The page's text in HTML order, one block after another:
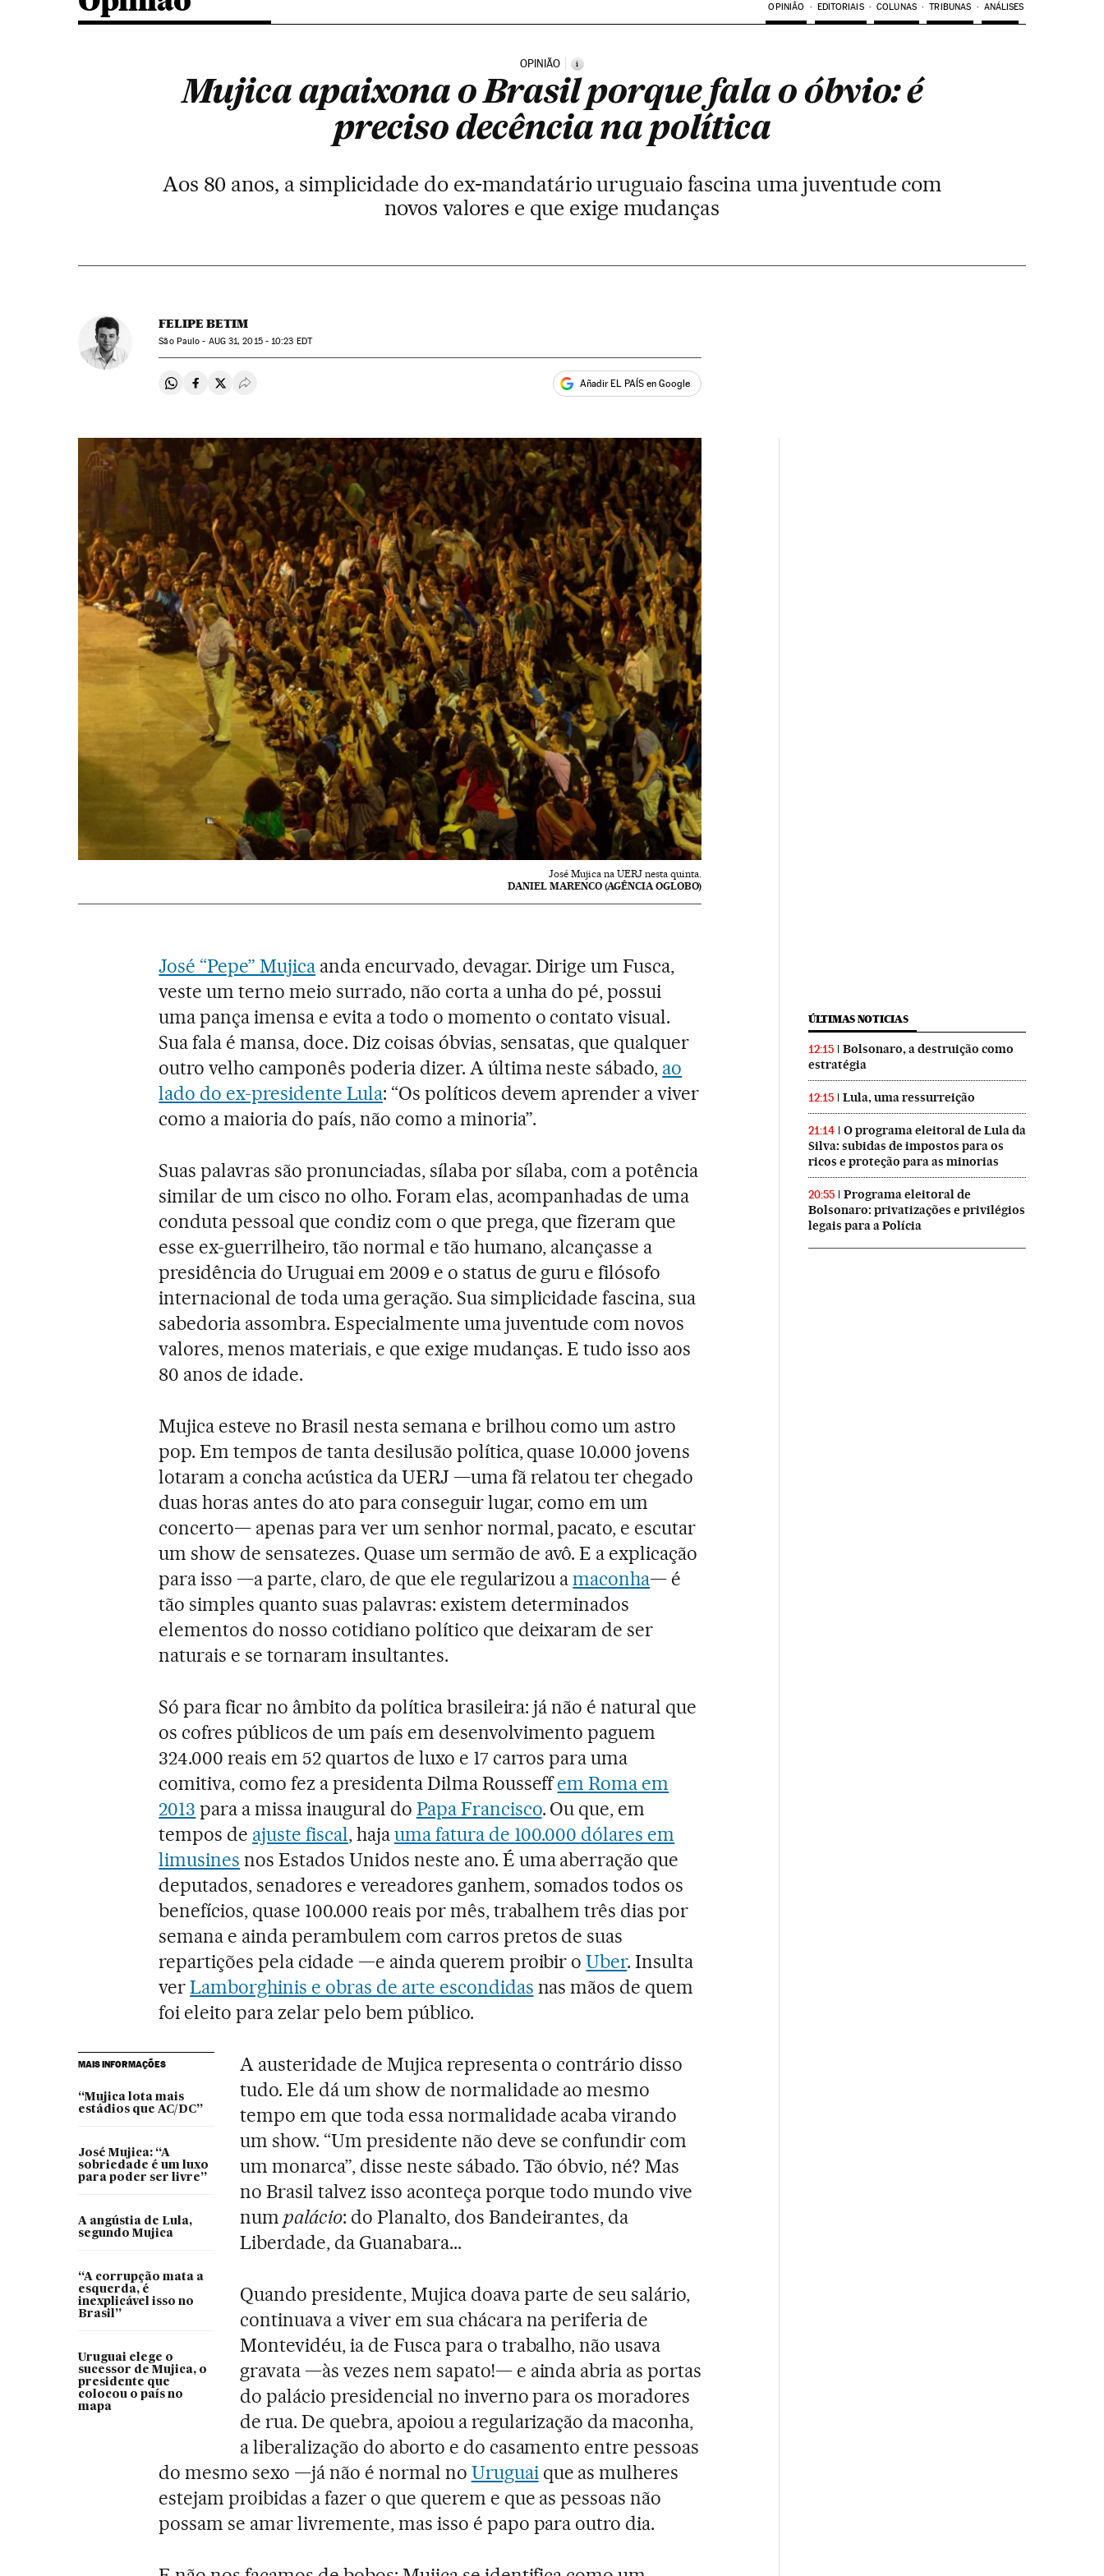
OPINIÃO EDITORIAIS COLUNAS TRIBUNAS ANÁLISES
OPINIÃO i
Mujica apaixona o Brasil porque fala o óbvio: é
preciso decência na política
Aos 80 anos, a simplicidade do ex-mandatário uruguaio fascina uma juventude com
novos valores e que exige mudanças
FELIPE BETIM
São Paulo - AUG31, 2015 - 10:23 EDT
Compartir en Whatsapp
Compartir en Facebook
Compartir en Twitter
Desplegar Redes Sociales Añadir EL PAÍS en Google
José Mujica na UERJ nesta quinta.
DANIEL MARENCO (AGÊNCIA OGLOBO)
José “Pepe” Mujica anda encurvado, devagar. Dirige um Fusca,
veste um terno meio surrado, não corta a unha do pé, possui
uma pança imensa e evita a todo o momento o contato visual.
Sua fala é mansa, doce. Diz coisas óbvias, sensatas, que qualquer
outro velho camponês poderia dizer. A última neste sábado, ao
lado do ex-presidente Lula: “Os políticos devem aprender a viver
como a maioria do país, não como a minoria”.
Suas palavras são pronunciadas, sílaba por sílaba, com a potência
similar de um cisco no olho. Foram elas, acompanhadas de uma
conduta pessoal que condiz com o que prega, que fizeram que
esse ex-guerrilheiro, tão normal e tão humano, alcançasse a
presidência do Uruguai em 2009 e o status de guru e filósofo
internacional de toda uma geração. Sua simplicidade fascina, sua
sabedoria assombra. Especialmente uma juventude com novos
valores, menos materiais, e que exige mudanças. E tudo isso aos
80 anos de idade.
Mujica esteve no Brasil nesta semana e brilhou como um astro
pop. Em tempos de tanta desilusão política, quase 10.000 jovens
lotaram a concha acústica da UERJ —uma fã relatou ter chegado
duas horas antes do ato para conseguir lugar, como em um
concerto— apenas para ver um senhor normal, pacato, e escutar
um show de sensatezes. Quase um sermão de avô. E a explicação
para isso —a parte, claro, de que ele regularizou amaconha— é
tão simples quanto suas palavras: existem determinados
elementos do nosso cotidiano político que deixaram de ser
naturais e se tornaram insultantes.
Só para ficar no âmbito da política brasileira: já não é natural que
os cofres públicos de um país em desenvolvimento paguem
324.000 reais em 52 quartos de luxo e 17 carros para uma
comitiva, como fez a presidenta Dilma Rousseffem Roma em
2013 para a missa inaugural do Papa Francisco. Ou que, em
tempos de ajuste fiscal, hajauma fatura de 100.000 dólares em
limusines nos Estados Unidos neste ano. É uma aberração que
deputados, senadores e vereadores ganhem, somados todos os
benefícios, quase 100.000 reais por mês, trabalhem três dias por
semana e ainda perambulem com carros pretos de suas
repartições pela cidade —e ainda querem proibir oUber. Insulta
verLamborghinis e obras de arte escondidas nas mãos de quem
foi eleito para zelar pelo bem público.
MAIS INFORMAÇÕES
“Mujica lota mais
estádios que AC/DC”
José Mujica: “A
sobriedade é um luxo
para poder ser livre”
A angústia de Lula,
segundo Mujica
“A corrupção mata a
esquerda, é
inexplicável isso no
Brasil”
Uruguai elege o
sucessor de Mujica, o
presidente que
colocou o país no
mapa
A austeridade de Mujica representa o contrário disso
tudo. Ele dá um show de normalidade ao mesmo
tempo em que toda essa normalidade acaba virando
um show. “Um presidente não deve se confundir com
um monarca”, disse neste sábado. Tão óbvio, né? Mas
no Brasil talvez isso aconteça porque todo mundo vive
num palácio: do Planalto, dos Bandeirantes, da
Liberdade, da Guanabara...
Quando presidente, Mujica doava parte de seu salário,
continuava a viver em sua chácara na periferia de
Montevidéu, ia de Fusca para o trabalho, não usava
gravata —às vezes nem sapato!— e ainda abria as portas
do palácio presidencial no inverno para os moradores
de rua. De quebra, apoiou a regularização da maconha,
a liberalização do aborto e do casamento entre pessoas
do mesmo sexo —já não é normal no Uruguaique as mulheres
estejam proibidas a fazer o que querem e que as pessoas não
possam se amar livremente, mas isso é papo para outro dia.
ÚLTIMAS NOTICIAS
12:15
Bolsonaro, a destruição como
estratégia
12:15 Lula, uma ressurreição
21:14
O programa eleitoral de Lula da
Silva: subidas de impostos para os
ricos e proteção para as minorias
20:55
Programa eleitoral de
Bolsonaro: privatizações e privilégios
legais para a Polícia